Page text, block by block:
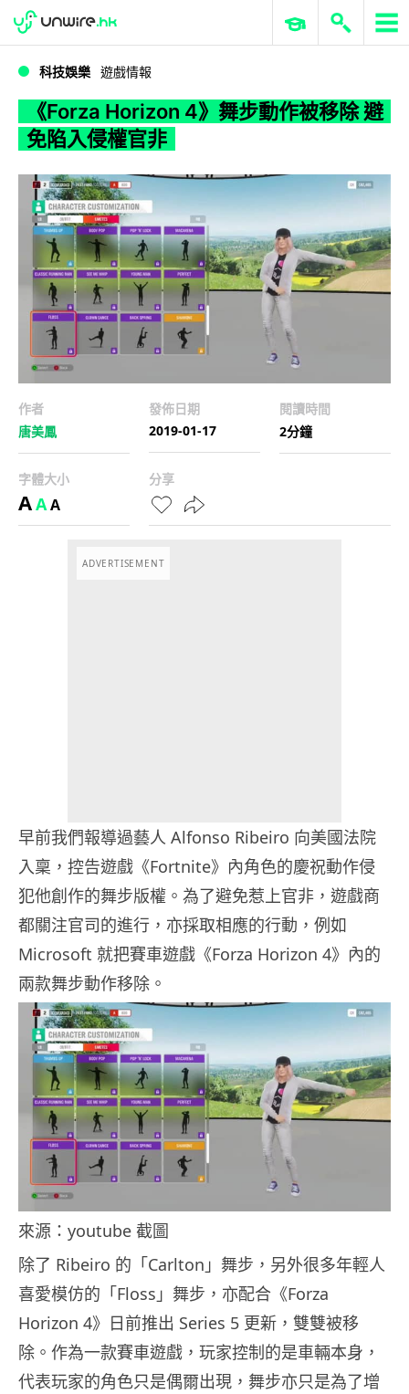
WWDC 2026 ERP 與商業 AI
科技娛樂 遊戲情報
《Forza Horizon 4》舞步動作被移除 避
免陷入侵權官非
作者
唐美鳳
發佈日期
2019-01-17
閱讀時間
2分鐘
字體大小
AAA
分享
ADVERTISEMENT
早前我們報導過藝人 Alfonso Ribeiro 向美國法院
入稟，控告遊戲《Fortnite》內角色的慶祝動作侵
犯他創作的舞步版權。為了避免惹上官非，遊戲商
都關注官司的進行，亦採取相應的行動，例如
Microsoft 就把賽車遊戲《Forza Horizon 4》內的
兩款舞步動作移除。
來源：youtube 截圖
除了 Ribeiro 的「Carlton」舞步，另外很多年輕人
喜愛模仿的「Floss」舞步，亦配合《Forza
Horizon 4》日前推出 Series 5 更新，雙雙被移
除。作為一款賽車遊戲，玩家控制的是車輛本身，
代表玩家的角色只是偶爾出現，舞步亦只是為了增